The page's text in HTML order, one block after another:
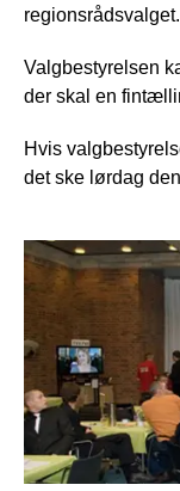
regionsrådsvalget.
Valgbestyrelsen
der skal en
Hvis
det ske lørdag